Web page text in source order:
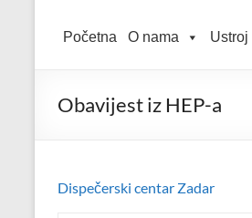
Općina
Službena
mrežna
Početna O nama Ustroj
Obavijest iz HEP-a
Dispečerski centar Zadar